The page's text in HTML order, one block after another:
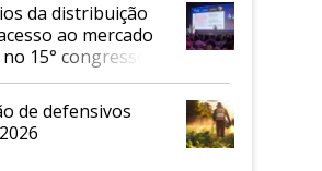
da distribuição
ao mercado
15° congresso
de defensivos